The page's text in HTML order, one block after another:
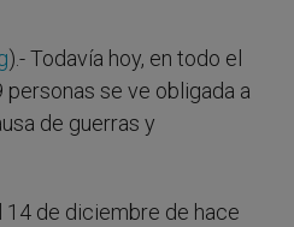
).- Todavía hoy, en todo el
personas se ve obligada a
de guerras y
14 de diciembre de hace